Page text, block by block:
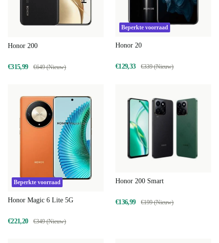
Honor 200
€315,99 €649 (Nieuw)
Beperkte voorraad
Honor 20
€129,33 €339 (Nieuw)
Beperkte voorraad
Honor Magic 6 Lite 5G
€221,20 €349 (Nieuw)
Honor 200 Smart
€136,99 €199 (Nieuw)